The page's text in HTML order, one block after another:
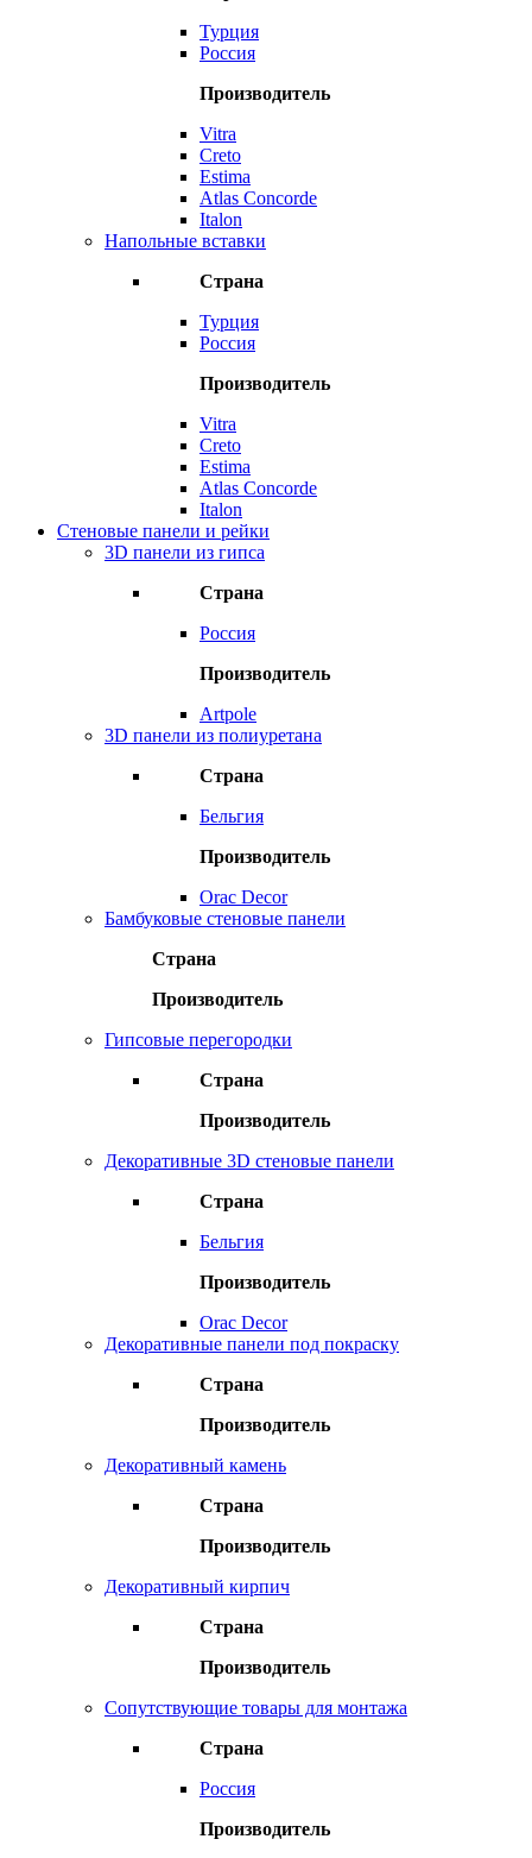
Турция
Россия
Производитель
Vitra
Creto
Estima
Atlas Concorde
Italon
Напольные вставки
Страна
Турция
Россия
Производитель
Vitra
Creto
Estima
Atlas Concorde
Italon
Стеновые панели и рейки
3D панели из гипса
Страна
Россия
Производитель
Artpole
3D панели из полиуретана
Страна
Бельгия
Производитель
Orac Decor
Бамбуковые стеновые панели
Страна
Производитель
Гипсовые перегородки
Страна
Производитель
Декоративные 3D стеновые панели
Страна
Бельгия
Производитель
Orac Decor
Декоративные панели под покраску
Страна
Производитель
Декоративный камень
Страна
Производитель
Декоративный кирпич
Страна
Производитель
Сопутствующие товары для монтажа
Страна
Россия
Производитель